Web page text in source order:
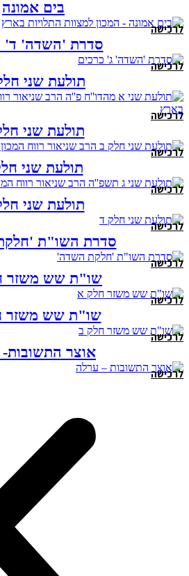
בים אמונה
לרכישה
סדרת 'השדה' ד'
לרכישה
תולעת שני
לרכישה
תולעת שני
לרכישה
תולעת שני
לרכישה
תולעת שני
לרכישה
סדרת השו"ת
לרכישה
שו"ת שש משזר
לרכישה
שו"ת שש משזר
לרכישה
אוצר
לרכישה